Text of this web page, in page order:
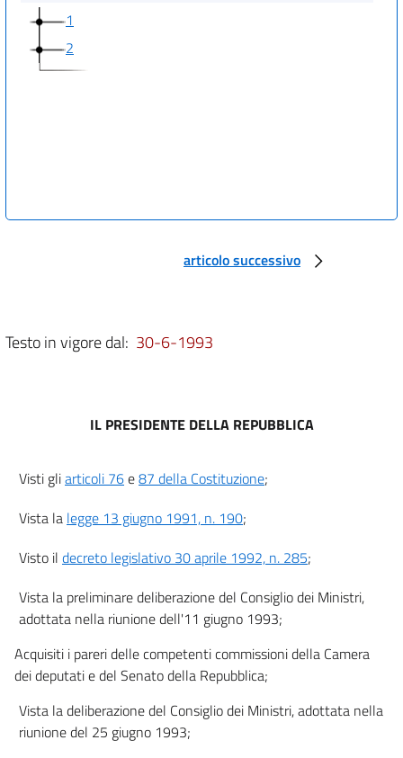
1
2
articolo successivo
Testo in vigore dal: 30-6-1993
IL PRESIDENTE DELLA REPUBBLICA
Visti gliarticoli 76e87 della Costituzione;
Vista la legge 13 giugno 1991, n. 190;
Visto il decreto legislativo 30 aprile 1992, n. 285;
Vista la preliminare deliberazione del Consiglio dei Ministri,
adottata nella riunione dell'11 giugno 1993;
Acquisiti i pareri delle competenti commissioni della Camera
dei deputati e del Senato della Repubblica;
Vista la deliberazione del Consiglio dei Ministri, adottata nella
riunione del 25 giugno 1993;